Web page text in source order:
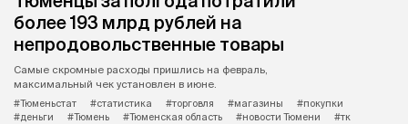
более 193 млрд рублей на
непродовольственные товары
Самые скромные расходы пришлись на февраль,
максимальный чек установлен в июне.
#Тюменьстат
#статистика #торговля #магазины
#покупки
#деньги
#Тюмень #Тюменская область #новости Тюмени #тк